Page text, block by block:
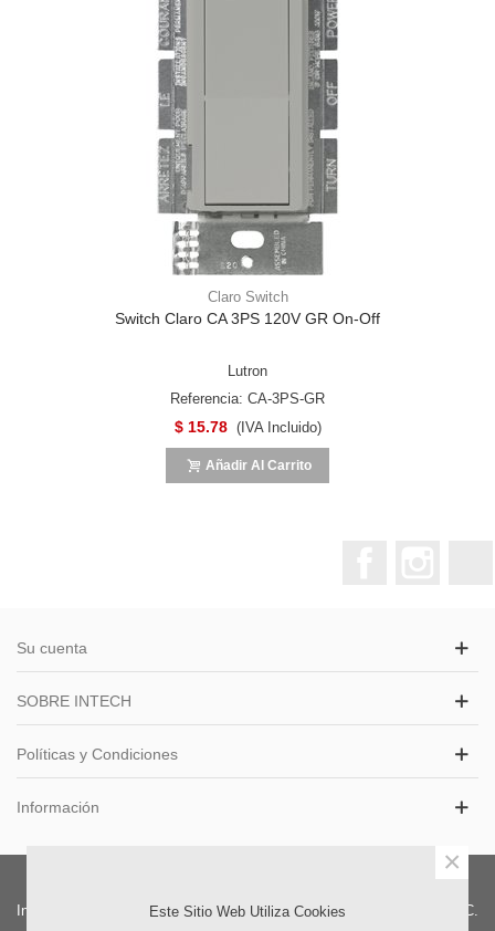
Claro Switch
Switch Claro CA 3PS 120V GR On-Off
Lutron
Referencia: CA-3PS-GR
$ 15.78 (IVA Incluido)
Añadir Al Carrito
Su cuenta
SOBRE INTECH
Políticas y Condiciones
Información
Intech S.A.S. Distribuidor Colombia. | Oficinas Exhibición y Ventas: CC.
Este Sitio Web Utiliza Cookies
×